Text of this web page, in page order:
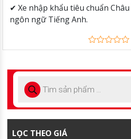
✔ Xe nhập khẩu tiêu chuẩn
ngôn ngữ Tiếng Anh.
0
5
LỌC THEO GIÁ